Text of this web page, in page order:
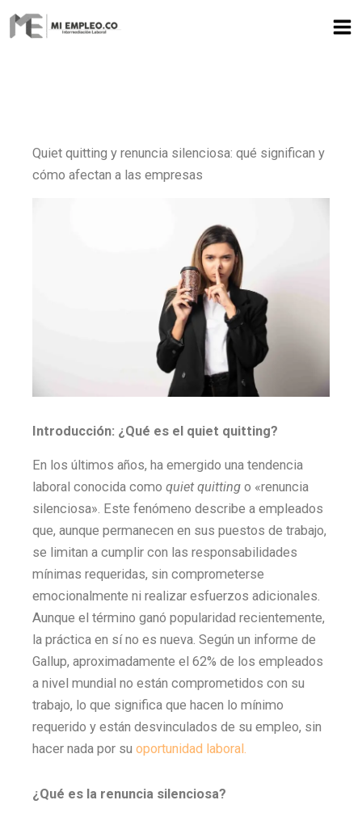
Quiet quitting y renuncia silenciosa: qué significan y
cómo afectan a las empresas
Introducción: ¿Qué es el quiet quitting?
En los últimos años, ha emergido una tendencia
laboral conocida como quiet quitting o «renuncia
silenciosa». Este fenómeno describe a empleados
que, aunque permanecen en sus puestos de trabajo,
se limitan a cumplir con las responsabilidades
mínimas requeridas, sin comprometerse
emocionalmente ni realizar esfuerzos adicionales.
Aunque el término ganó popularidad recientemente,
la práctica en sí no es nueva. Según un informe de
Gallup, aproximadamente el 62% de los empleados
a nivel mundial no están comprometidos con su
trabajo, lo que significa que hacen lo mínimo
requerido y están desvinculados de su empleo, sin
hacer nada por su oportunidad laboral.
¿Qué es la renuncia silenciosa?